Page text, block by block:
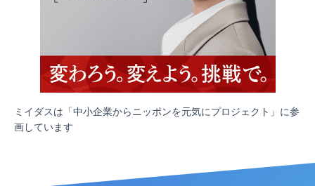
ミイダスは「中小企業からニッポンを元気にプロジェクト」に参
画しています